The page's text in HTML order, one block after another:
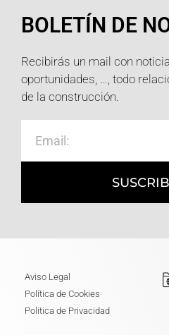
BOLETÍN DE
Recibirás un mail con
oportunidades, …, todo
de la construcción.
Aviso Legal
Política de Cookies
Politica de Privacidad